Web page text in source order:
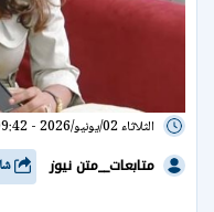
الثلاثاء 02/يونيو/2026 - 09:42 ص
متابعات__متن نيوز